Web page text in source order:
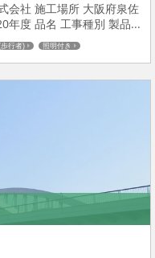
会社 施工場所 大阪府泉佐
年度 品名 工事種別 製品...
行者) 照明付き